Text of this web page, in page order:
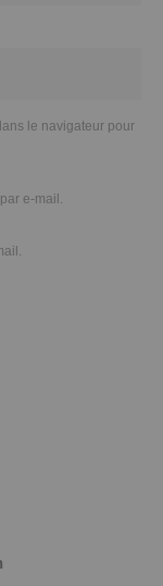
le navigateur pour
e-mail.